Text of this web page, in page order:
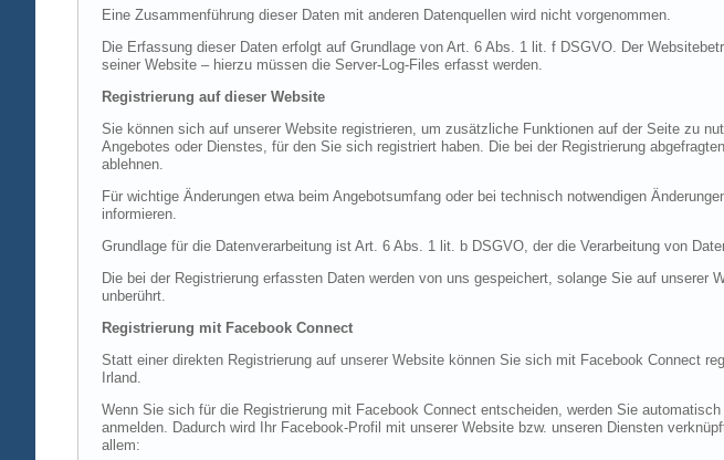
Eine Zusammenführung dieser Daten mit anderen Datenquellen wird nicht vorgenommen.
Die Erfassung dieser Daten erfolgt auf Grundlage von Art. 6 Abs. 1 lit. f DSGVO. Der
seiner Website – hierzu müssen die Server-Log-Files erfasst werden.
Registrierung auf dieser Website
Sie können sich auf unserer Website registrieren, um zusätzliche Funktionen auf der Seite zu
Angebotes oder Dienstes, für den Sie sich registriert haben. Die bei der Registrierung
ablehnen.
Für wichtige Änderungen etwa beim Angebotsumfang oder bei technisch notwendigen
informieren.
Grundlage für die Datenverarbeitung ist Art. 6 Abs. 1 lit. b DSGVO, der die Verarbeitung von
Die bei der Registrierung erfassten Daten werden von uns gespeichert, solange Sie auf
unberührt.
Registrierung mit Facebook Connect
Statt einer direkten Registrierung auf unserer Website können Sie sich mit Facebook Connect
Irland.
Wenn Sie sich für die Registrierung mit Facebook Connect entscheiden, werden Sie
anmelden. Dadurch wird Ihr Facebook-Profil mit unserer Website bzw. unseren Diensten
allem: